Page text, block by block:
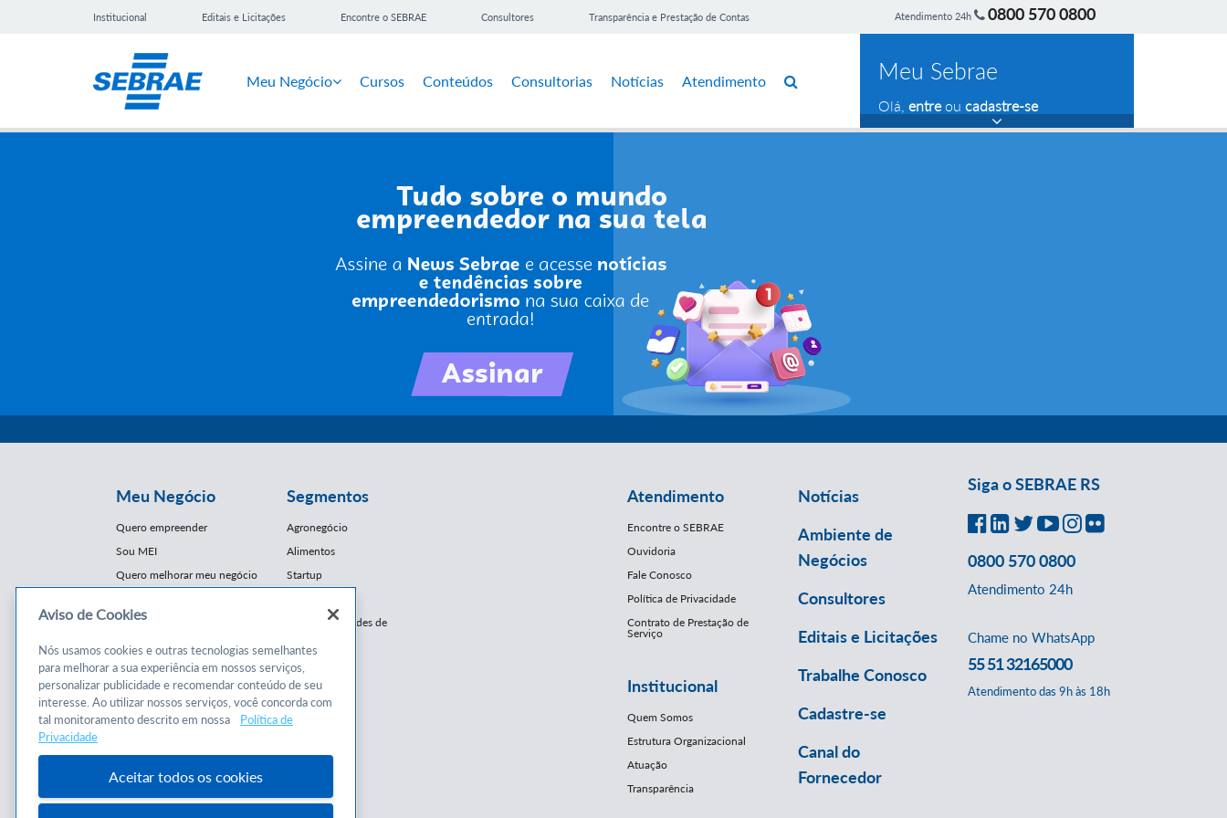
Institucional Editais e Licitações Encontre o SEBRAE Consultores Transparência e Prestação de Contas Atendimento 24h 0800 570 0800
Meu Negócio Cursos Conteúdos Consultorias Notícias Atendimento Meu Sebrae
Olá, entreou cadastre-se
Meu Negócio
Quero empreender
Sou MEI
Quero melhorar meu negócio
Cursos e
Conteúdos
Cursos
Consultorias
Programas
Segmentos
Agronegócio
Alimentos
Startup
Franquias / Redes de
Moda
Moveleiro
Saúde
Turismo
Mercopar
Atendimento
Encontre o SEBRAE
Ouvidoria
Fale Conosco
Política de Privacidade
Contrato de Prestação de
Serviço
Institucional
Quem Somos
Estrutura Organizacional
Atuação
Transparência
Notícias
Ambiente de
Negócios
Consultores
Editais e Licitações
Trabalhe Conosco
Cadastre-se
Canal do
Fornecedor
Siga o SEBRAE RS
0800 570 0800
Atendimento 24h
Chame no WhatsApp
55 51 32165000
Atendimento das 9h às 18h
Aviso de Cookies
Nós usamos cookies e outras tecnologias semelhantes
para melhorar a sua experiência em nossos serviços,
personalizar publicidade e recomendar conteúdo de seu
interesse. Ao utilizar nossos serviços, você concorda com
tal monitoramento descrito em nossa
Política de
Privacidade
Aceitar todos os cookies